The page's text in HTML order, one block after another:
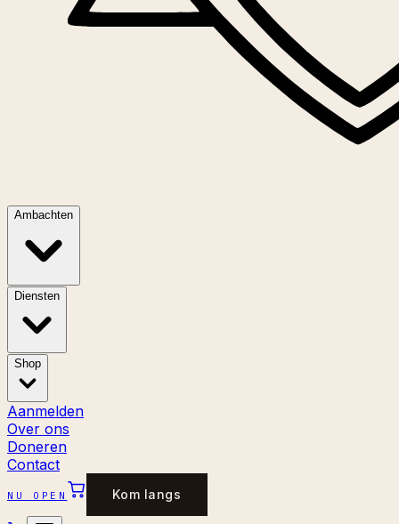
Ambachten
Diensten
Shop
Aanmelden
Over ons
Doneren
Contact
NU OPEN Kom langs